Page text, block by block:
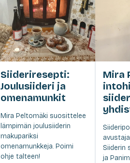
Siideriresepti:
Joulusiideri ja
omenamunkit
Mira Peltomäki suosittelee
lämpimän joulusiiderin
makupariksi
omenamunkkeja. Poimi
ohje talteen!
Mira
Siiderin
ja